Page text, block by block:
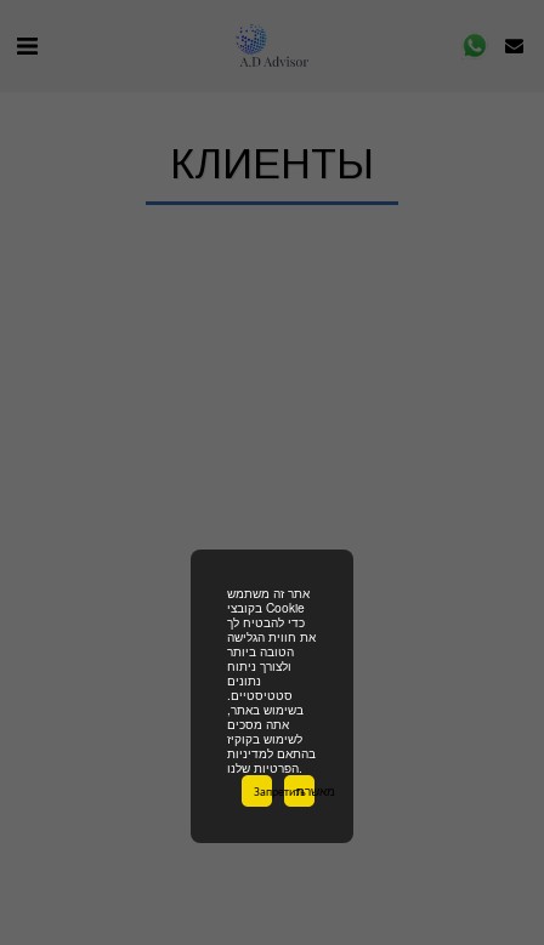
מאשרתЗапретить
אתר זה משתמש
בקובצי Cookie
כדי להבטיח לך
את חווית הגלישה
הטובה ביותר
ולצורך ניתוח
נתונים
סטטיסטיים.
בשימוש באתר,
אתה מסכים
לשימוש בקוקיז
בהתאם למדיניות
הפרטיות שלנו.
КЛИЕНТЫ